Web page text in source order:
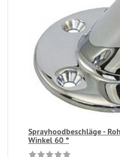
Sprayhoodbeschläge -
Winkel 60 °